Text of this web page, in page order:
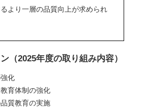
より一層の品質向上が求められ
（2025年度の取り組み内容）
化
育体制の強化
質教育の実施